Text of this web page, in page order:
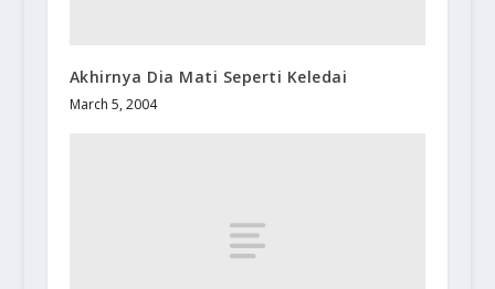
Akhirnya Dia Mati Seperti Keledai
March 5, 2004